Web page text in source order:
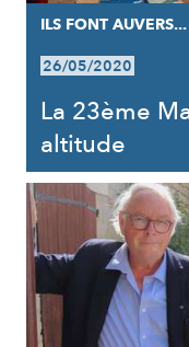
ILS FONT AUVERS...
26/05/2020
La 23ème
altitude